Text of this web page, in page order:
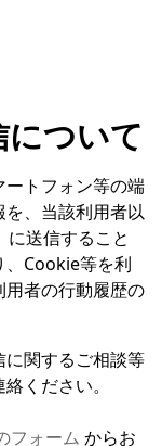
ついて
トフォン等の端
、当該利用者以
送信すること
、Cookie等を利
者の行動履歴の
関するご相談等
ください。
フォーム からお